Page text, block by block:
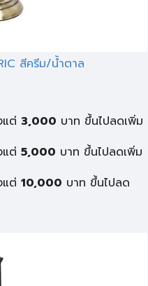
สีครีม/น้ำตาล
แต่ 3,000 บาท ขึ้นไปลดเพิ่ม
แต่ 5,000 บาท ขึ้นไปลดเพิ่ม
แต่ 10,000 บาท ขึ้นไปลด